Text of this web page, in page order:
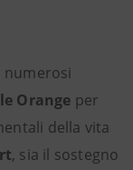
numerosi
Orange per
della vita
, sia il sostegno